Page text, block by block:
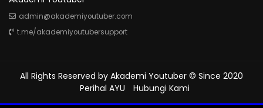
admin@akademiyoutuber.com
t.me/akademiyoutubersupport
All Rights Reserved by Akademi Youtuber © Since 2020
Perihal AYU
Hubungi Kami